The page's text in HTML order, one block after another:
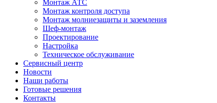
Монтаж АТС
Монтаж контроля доступа
Монтаж молниезащиты и заземления
Шеф-монтаж
Проектирование
Настройка
Техническое обслуживание
Сервисный центр
Новости
Наши работы
Готовые решения
Контакты